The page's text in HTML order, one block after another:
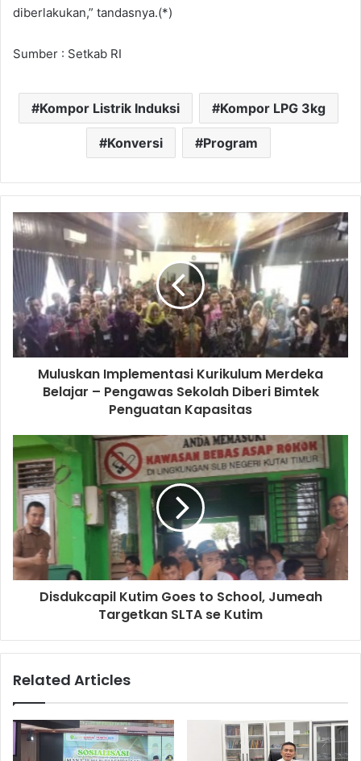
diberlakukan,” tandasnya.(*)
Sumber : Setkab RI
Kompor Listrik Induksi Kompor LPG 3kg
Konversi Program
Muluskan Implementasi Kurikulum Merdeka
Belajar – Pengawas Sekolah Diberi Bimtek
Penguatan Kapasitas
Disdukcapil Kutim Goes to School, Jumeah
Targetkan SLTA se Kutim
Related Articles